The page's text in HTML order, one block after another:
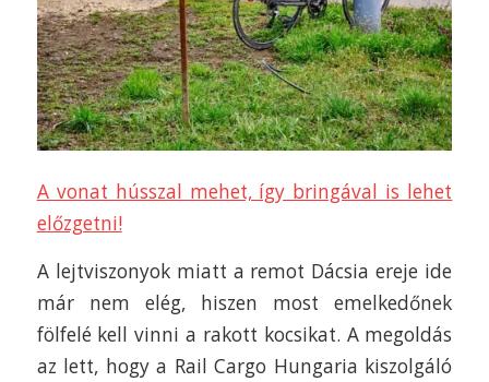
A vonat hússzal mehet, így bringával is lehet
előzgetni!
A lejtviszonyok miatt a remot Dácsia ereje ide
már nem elég, hiszen most emelkedőnek
fölfelé kell vinni a rakott kocsikat. A megoldás
az lett, hogy a Rail Cargo Hungaria kiszolgáló